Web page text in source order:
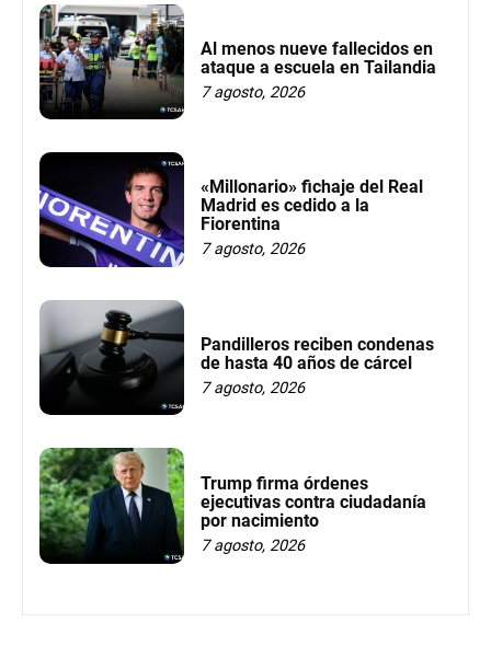
Al menos nueve fallecidos en
ataque a escuela en Tailandia
7 agosto, 2026
«Millonario» fichaje del Real
Madrid es cedido a la
Fiorentina
7 agosto, 2026
Pandilleros reciben condenas
de hasta 40 años de cárcel
7 agosto, 2026
Trump firma órdenes
ejecutivas contra ciudadanía
por nacimiento
7 agosto, 2026